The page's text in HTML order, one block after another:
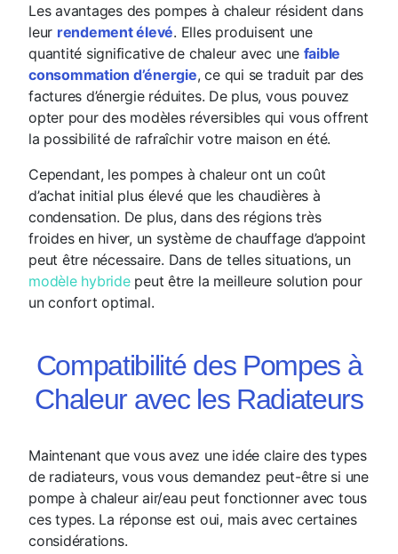
Les avantages des pompes à chaleur résident dans
leur rendement élevé. Elles produisent une
quantité significative de chaleur avec une faible
consommation d’énergie, ce qui se traduit par des
factures d’énergie réduites. De plus, vous pouvez
opter pour des modèles réversibles qui vous offrent
la possibilité de rafraîchir votre maison en été.
Cependant, les pompes à chaleur ont un coût
d’achat initial plus élevé que les chaudières à
condensation. De plus, dans des régions très
froides en hiver, un système de chauffage d’appoint
peut être nécessaire. Dans de telles situations, un
modèle hybridepeut être la meilleure solution pour
un confort optimal.
Compatibilité des Pompes à
Chaleur avec les Radiateurs
Maintenant que vous avez une idée claire des types
de radiateurs, vous vous demandez peut-être si une
pompe à chaleur air/eau peut fonctionner avec tous
ces types. La réponse est oui, mais avec certaines
considérations.